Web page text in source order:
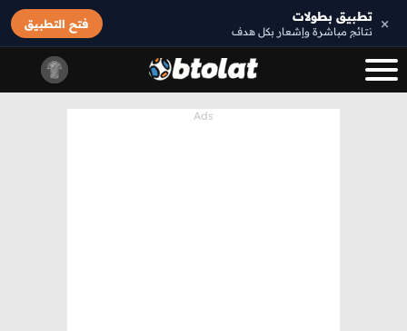
× تطبيق بطولات
نتائج مباشرة وإشعار بكل هدف
فتح التطبيق